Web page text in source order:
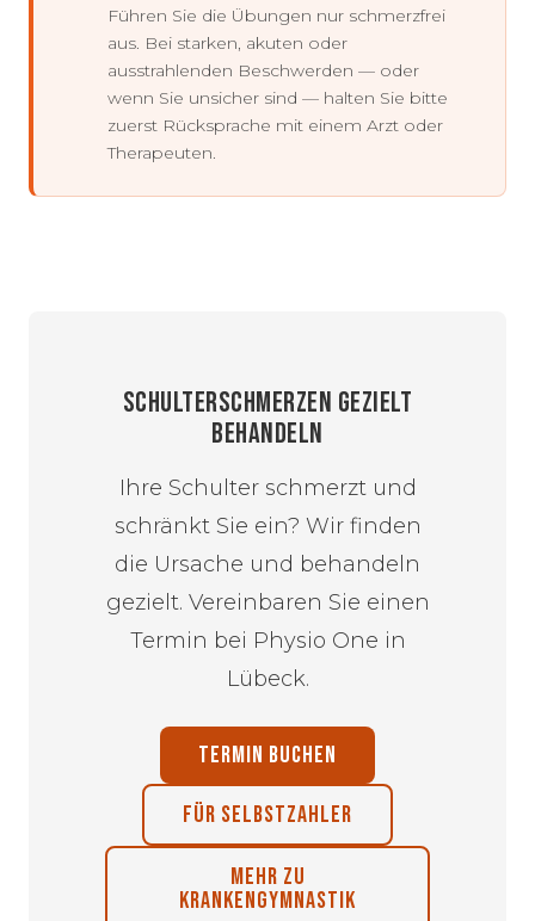
Führen Sie die Übungen nur schmerzfrei
aus. Bei starken, akuten oder
ausstrahlenden Beschwerden — oder
wenn Sie unsicher sind — halten Sie bitte
zuerst Rücksprache mit einem Arzt oder
Therapeuten.
SCHULTERSCHMERZEN GEZIELT
BEHANDELN
Ihre Schulter schmerzt und
schränkt Sie ein? Wir finden
die Ursache und behandeln
gezielt. Vereinbaren Sie einen
Termin bei Physio One in
Lübeck.
TERMIN BUCHEN
FÜR SELBSTZAHLER
MEHR ZU
KRANKENGYMNASTIK